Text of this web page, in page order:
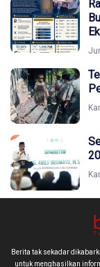
Berita tak sekadar
untuk menghasilkan